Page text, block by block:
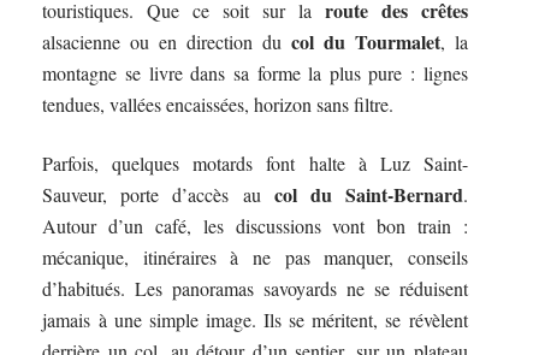
touristiques. Que ce soit sur la route des crêtes
alsacienne ou en direction du col du Tourmalet, la
montagne se livre dans sa forme la plus pure : lignes
tendues, vallées encaissées, horizon sans filtre.
Parfois, quelques motards font halte à Luz Saint-
Sauveur, porte d’accès au col du Saint-Bernard.
Autour d’un café, les discussions vont bon train :
mécanique, itinéraires à ne pas manquer, conseils
d’habitués. Les panoramas savoyards ne se réduisent
jamais à une simple image. Ils se méritent, se révèlent